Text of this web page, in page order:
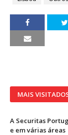
MAIS
A Securitas
e em várias áreas